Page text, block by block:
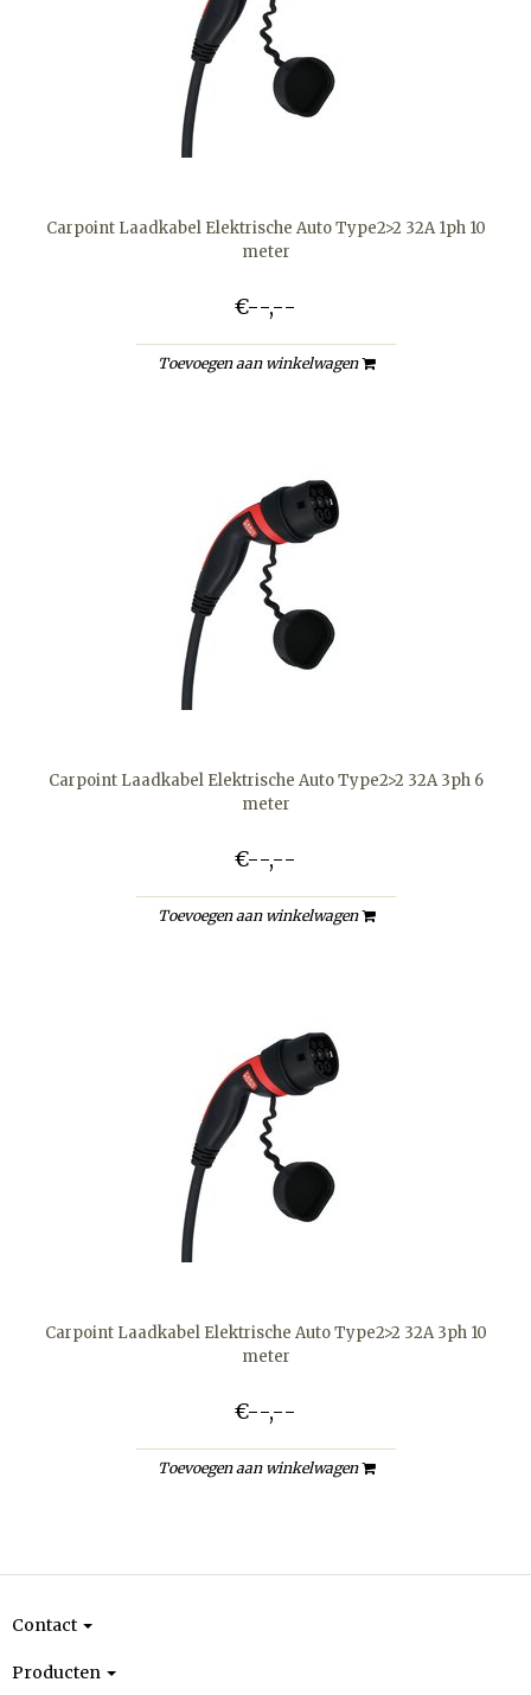
Carpoint Laadkabel Elektrische Auto Type2>2 32A 1ph 10
meter
€--,--
Toevoegen aan winkelwagen
Carpoint Laadkabel Elektrische Auto Type2>2 32A 3ph 6
meter
€--,--
Toevoegen aan winkelwagen
Carpoint Laadkabel Elektrische Auto Type2>2 32A 3ph 10
meter
€--,--
Toevoegen aan winkelwagen
Contact
Producten